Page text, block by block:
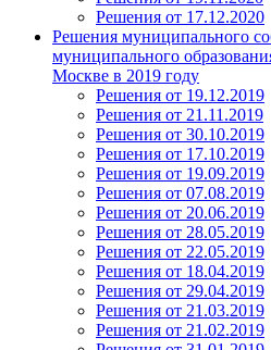
Решения от 17.12.2020
Решения муниципального
муниципального
Москве в 2019 году
Решения от 19.12.2019
Решения от 21.11.2019
Решения от 30.10.2019
Решения от 17.10.2019
Решения от 19.09.2019
Решения от 07.08.2019
Решения от 20.06.2019
Решения от 28.05.2019
Решения от 22.05.2019
Решения от 18.04.2019
Решения от 29.04.2019
Решения от 21.03.2019
Решения от 21.02.2019